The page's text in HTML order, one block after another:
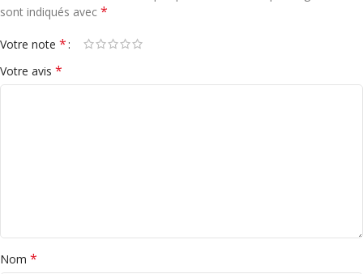
sont indiqués avec *
Votre note *
Votre avis *
Nom *